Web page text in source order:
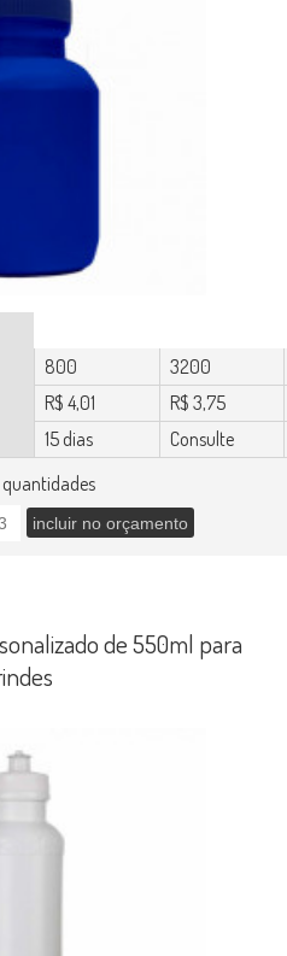
quantidades
800
3200
R$ 4,01
R$ 3,75
15 dias Consulte
de 550ml para